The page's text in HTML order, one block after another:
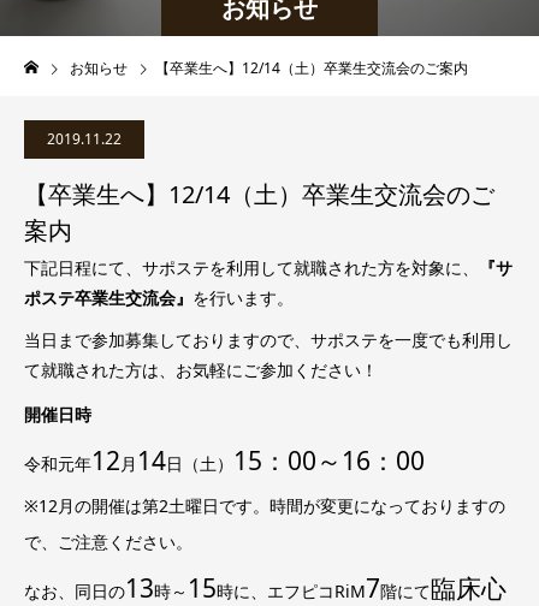
お知らせ
お知らせ 【卒業生へ】12/14（土）卒業生交流会のご案内
2019.11.22
【卒業生へ】12/14（土）卒業生交流会のご
案内
下記日程にて、サポステを利用して就職された方を対象に、
『サ
ポステ卒業生交流会』 を行います。
当日まで参加募集しておりますので、サポステを一度でも利用し
て就職された方は、お気軽にご参加ください！
開催日時
令和元年12月 14日（土） 15：00～16：00
※12月の開催は第2土曜日です。時間が変更になっておりますの
で、ご注意ください。
なお、同日の13時～ 15時に、エフピコRiM7階にて臨床心